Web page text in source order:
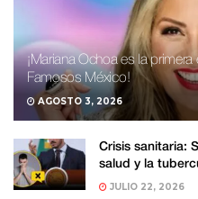
¡Mariana Ochoa es la
Famosos México!
AGOSTO 3, 2026
Crisis sanitaria:
salud y la
JULIO 22, 2026